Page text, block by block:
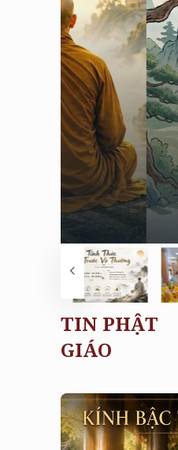
Phật Pháp
ĐỌC
NAY
“Điều đáng gìn
TIN PHẬT
GIÁO